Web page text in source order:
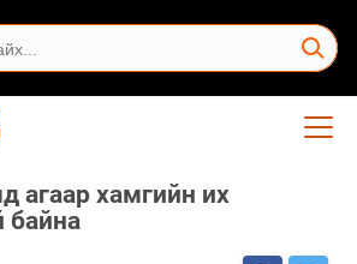
агаар хамгийн их
байна